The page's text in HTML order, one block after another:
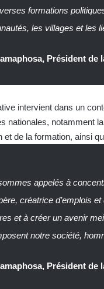
formations
les villages et les
Président de
intervient dans un
nationales, notamment
et de la formation, ainsi
appelés à
créatrice d’emplois
et à créer un avenir
notre société,
Président de